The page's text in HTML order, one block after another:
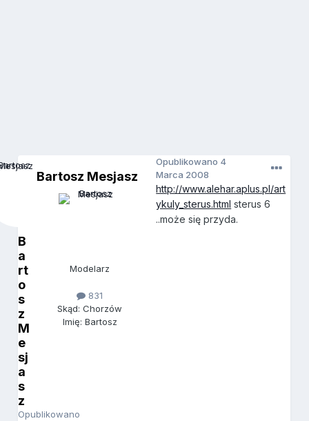
B
a
rt
o
s
z
M
e
sj
a
s
z
Opublikowano
Bartosz Mesjasz
Modelarz
831
Skąd: Chorzów
Imię: Bartosz
Opublikowano 4
Marca 2008
http://www.alehar.aplus.pl/art
ykuly_sterus.html sterus 6
..może się przyda.